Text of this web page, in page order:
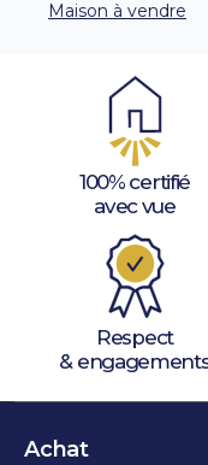
Maison à vendre
100% certifié
avec vue
Respect
&
Achat